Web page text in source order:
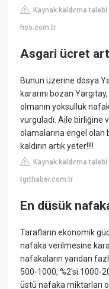
Kaynak kaldırma talebi
hos.com.tr
Asgari ücret
Bunun üzerine dosya
kararını bozan
olmanın yoksulluk
vurguladı. Aile birliğine
olamalarına engel
kaldırın artık yeter!!!!
Kaynak kaldırma talebi
tgrthaber.com.tr
En düsük
Tarafların ekonomik
nafaka verilmesine
nafakaların yarıdan
500-1000, %2'si 1000-
üstü nafaka miktarları